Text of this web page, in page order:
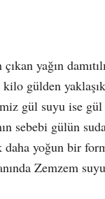
yağın
gülden
gül suyu ise gül
gülün suda
yoğun bir
Zemzem